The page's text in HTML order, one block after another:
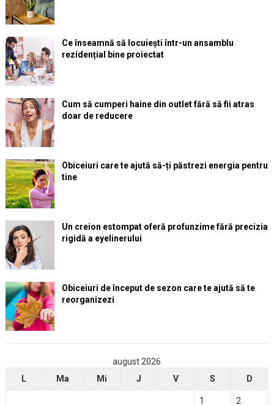
Ce înseamnă să locuiești într-un ansamblu
rezidențial bine proiectat
Cum să cumperi haine din outlet fără să fii atras
doar de reducere
Obiceiuri care te ajută să-ți păstrezi energia pentru
tine
Un creion estompat oferă profunzime fără precizia
rigidă a eyelinerului
Obiceiuri de început de sezon care te ajută să te
reorganizezi
august 2026
L
Ma Mi J V S D
1 2